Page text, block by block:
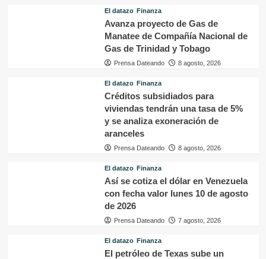
El datazo Finanza
Avanza proyecto de Gas de
Manatee de Compañía Nacional de
Gas de Trinidad y Tobago
Prensa Dateando 8 agosto, 2026
El datazo Finanza
Créditos subsidiados para
viviendas tendrán una tasa de 5%
y se analiza exoneración de
aranceles
Prensa Dateando 8 agosto, 2026
El datazo Finanza
Así se cotiza el dólar en Venezuela
con fecha valor lunes 10 de agosto
de 2026
Prensa Dateando 7 agosto, 2026
El datazo Finanza
El petróleo de Texas sube un